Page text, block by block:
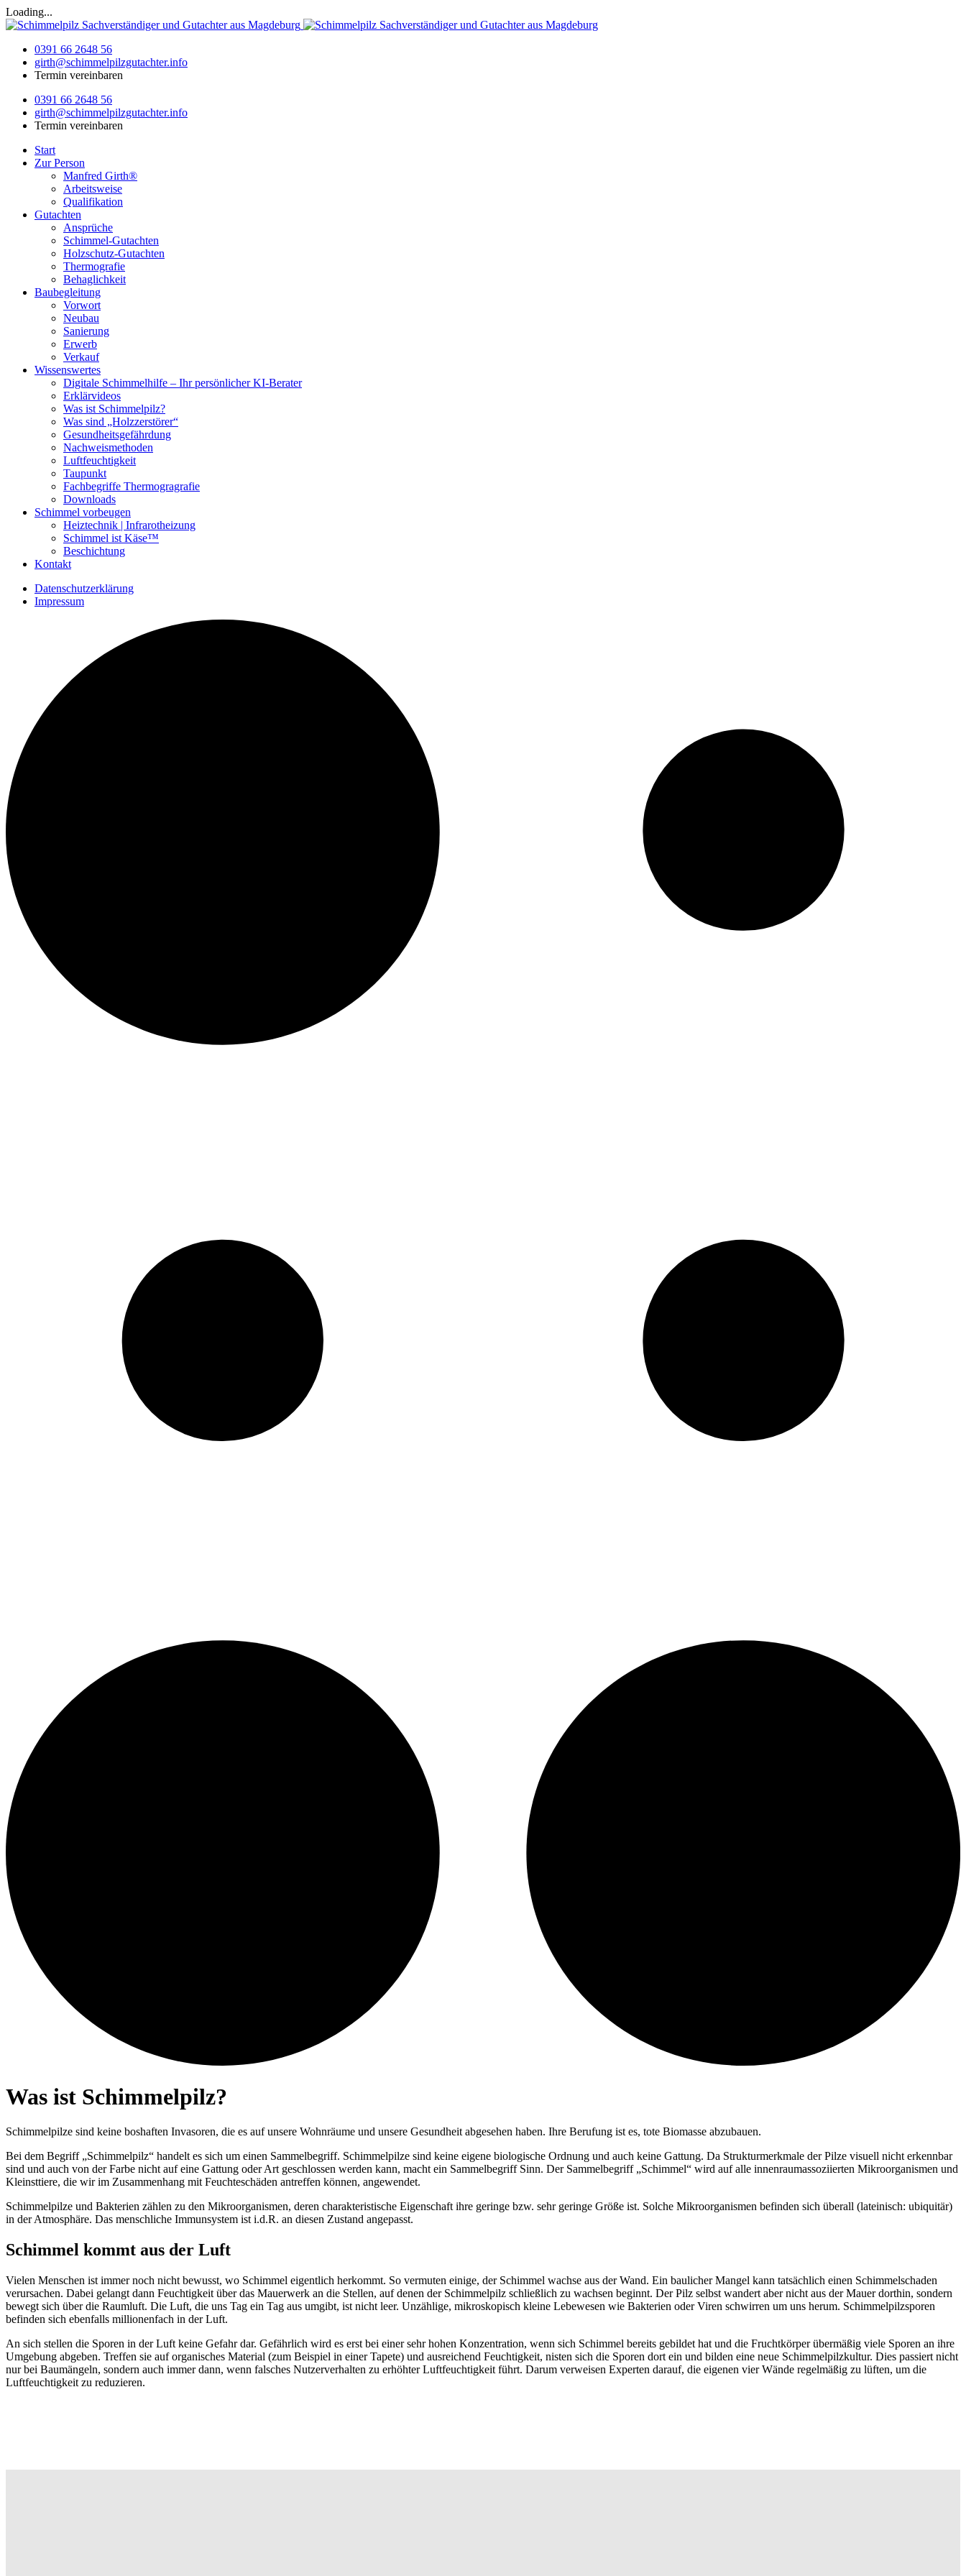
Loading...
0391 66 2648 56
girth@schimmelpilzgutachter.info
Termin vereinbaren
0391 66 2648 56
girth@schimmelpilzgutachter.info
Termin vereinbaren
Start
Zur Person
Manfred Girth®
Arbeitsweise
Qualifikation
Gutachten
Ansprüche
Schimmel-Gutachten
Holzschutz-Gutachten
Thermografie
Behaglichkeit
Baubegleitung
Vorwort
Neubau
Sanierung
Erwerb
Verkauf
Wissenswertes
Digitale Schimmelhilfe – Ihr persönlicher KI-Berater
Erklärvideos
Was ist Schimmelpilz?
Was sind „Holzzerstörer“
Gesundheitsgefährdung
Nachweismethoden
Luftfeuchtigkeit
Taupunkt
Fachbegriffe Thermogragrafie
Downloads
Schimmel vorbeugen
Heiztechnik | Infrarotheizung
Schimmel ist Käse™
Beschichtung
Kontakt
Datenschutzerklärung
Impressum
Was ist Schimmelpilz?
Schimmelpilze sind keine boshaften Invasoren, die es auf unsere Wohnräume und unsere Gesundheit abgesehen haben. Ihre Berufung ist es, tote Biomasse abzubauen.
Bei dem Begriff „Schimmelpilz“ handelt es sich um einen Sammelbegriff. Schimmelpilze sind keine eigene biologische Ordnung und auch keine Gattung. Da Strukturmerkmale der Pilze visuell nicht erkennbar
sind und auch von der Farbe nicht auf eine Gattung oder Art geschlossen werden kann, macht ein Sammelbegriff Sinn. Der Sammelbegriff „Schimmel“ wird auf alle innenraumassoziierten Mikroorganismen und
Kleinsttiere, die wir im Zusammenhang mit Feuchteschäden antreffen können, angewendet.
Schimmelpilze und Bakterien zählen zu den Mikroorganismen, deren charakteristische Eigenschaft ihre geringe bzw. sehr geringe Größe ist. Solche Mikroorganismen befinden sich überall (lateinisch: ubiquitär)
in der Atmosphäre. Das menschliche Immunsystem ist i.d.R. an diesen Zustand angepasst.
Schimmel kommt aus der Luft
Vielen Menschen ist immer noch nicht bewusst, wo Schimmel eigentlich herkommt. So vermuten einige, der Schimmel wachse aus der Wand. Ein baulicher Mangel kann tatsächlich einen Schimmelschaden
verursachen. Dabei gelangt dann Feuchtigkeit über das Mauerwerk an die Stellen, auf denen der Schimmelpilz schließlich zu wachsen beginnt. Der Pilz selbst wandert aber nicht aus der Mauer dorthin, sondern
bewegt sich über die Raumluft. Die Luft, die uns Tag ein Tag aus umgibt, ist nicht leer. Unzählige, mikroskopisch kleine Lebewesen wie Bakterien oder Viren schwirren um uns herum. Schimmelpilzsporen
befinden sich ebenfalls millionenfach in der Luft.
An sich stellen die Sporen in der Luft keine Gefahr dar. Gefährlich wird es erst bei einer sehr hohen Konzentration, wenn sich Schimmel bereits gebildet hat und die Fruchtkörper übermäßig viele Sporen an ihre
Umgebung abgeben. Treffen sie auf organisches Material (zum Beispiel in einer Tapete) und ausreichend Feuchtigkeit, nisten sich die Sporen dort ein und bilden eine neue Schimmelpilzkultur. Dies passiert nicht
nur bei Baumängeln, sondern auch immer dann, wenn falsches Nutzerverhalten zu erhöhter Luftfeuchtigkeit führt. Darum verweisen Experten darauf, die eigenen vier Wände regelmäßig zu lüften, um die
Luftfeuchtigkeit zu reduzieren.